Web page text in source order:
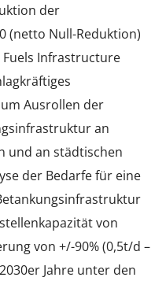
der
(netto Null-Reduktion)
Fuels Infrastructure
Ausrollen der
an
und an städtischen
der Bedarfe für eine
von
von +/-90% (0,5t/d –
Jahre unter den